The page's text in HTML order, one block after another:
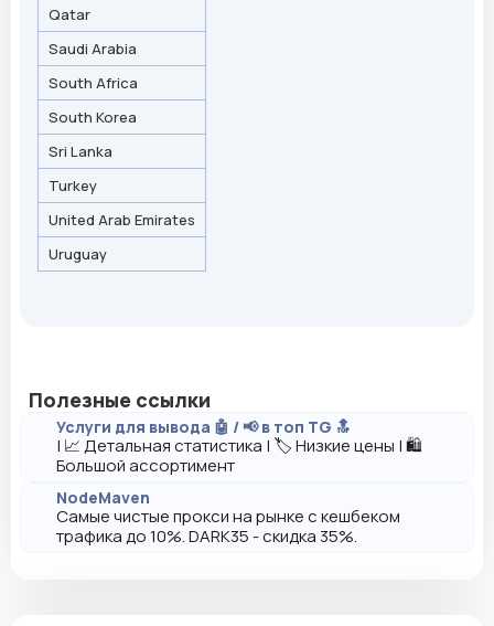
Qatar
Saudi Arabia
South Africa
South Korea
Sri Lanka
Turkey
United Arab Emirates
Uruguay
Полезные ссылки
Услуги для вывода 🤖 / 📢 в топ TG 🔝
| 📈 Детальная статистика | 🏷️ Низкие цены | 🛍️
Большой ассортимент
NodeMaven
Самые чистые прокси на рынке с кешбеком
трафика до 10%. DARK35 - скидка 35%.